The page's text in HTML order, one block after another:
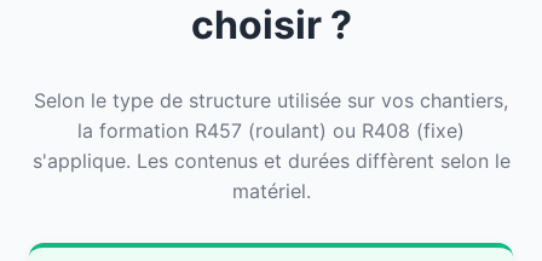
choisir ?
Selon le type de structure utilisée sur vos chantiers,
la formation R457 (roulant) ou R408 (fixe)
s'applique. Les contenus et durées diffèrent selon le
matériel.